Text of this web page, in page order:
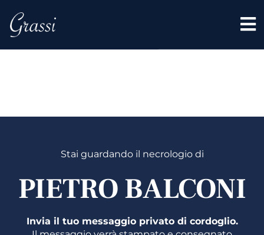
Stai guardando il necrologio di
PIETRO BALCONI
Invia il tuo messaggio privato di cordoglio.